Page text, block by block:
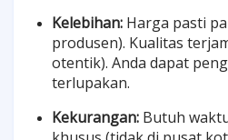
Kelebihan: Harga pasti
produsen). Kualitas
otentik). Anda dapat
terlupakan.
Kekurangan: Butuh